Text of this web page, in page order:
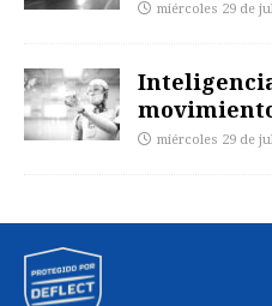
miércoles 29 de
miércoles 29 de